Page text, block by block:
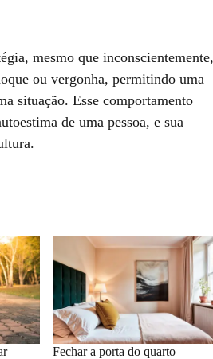
mesmo que inconscientemente,
ou vergonha, permitindo uma
situação. Esse comportamento
de uma pessoa, e sua
Fechar a porta do quarto